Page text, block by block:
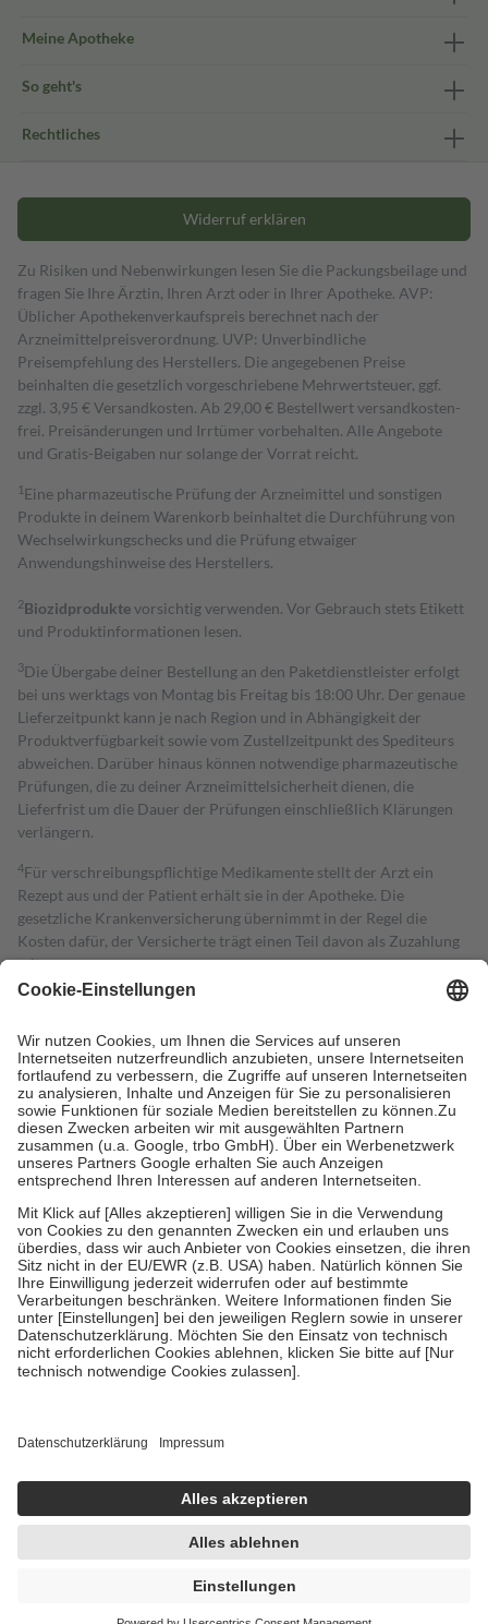
Meine Apotheke
So geht's
Rechtliches
Widerruf erklären
Zu Risiken und Nebenwirkungen lesen Sie die Packungsbeilage und
fragen Sie Ihre Ärztin, Ihren Arzt oder in Ihrer Apotheke. AVP:
Üblicher Apothekenverkaufspreis berechnet nach der
Arzneimittelpreisverordnung. UVP: Unverbindliche
Preisempfehlung des Herstellers. Die angegebenen Preise
beinhalten die gesetzlich vorgeschriebene Mehrwertsteuer, ggf.
zzgl. 3,95 € Versandkosten. Ab 29,00 € Bestell­wert versand­kosten­
frei. Preisänderungen und Irrtümer vorbehalten. Alle Angebote
und Gratis-Beigaben nur solange der Vorrat reicht.
1 Eine pharmazeutische Prüfung der Arzneimittel und sonstigen
Produkte in deinem Warenkorb beinhaltet die Durchführung von
Wechselwirkungschecks und die Prüfung etwaiger
Anwendungshinweise des Herstellers.
2Biozidproduktevorsichtig verwenden. Vor Gebrauch stets Etikett
und Produktinformationen lesen.
3Die Übergabe deiner Bestellung an den Paketdienstleister erfolgt
bei uns werktags von Montag bis Freitag bis 18:00 Uhr. Der genaue
Lieferzeitpunkt kann je nach Region und in Abhängigkeit der
Produktverfügbarkeit sowie vom Zustellzeitpunkt des Spediteurs
abweichen. Darüber hinaus können notwendige pharmazeutische
Prüfungen, die zu deiner Arzneimittelsicherheit dienen, die
Lieferfrist um die Dauer der Prüfungen einschließlich Klärungen
verlängern.
4Für verschreibungspflichtige Medikamente stellt der Arzt ein
Rezept aus und der Patient erhält sie in der Apotheke. Die
gesetzliche Krankenversicherung übernimmt in der Regel die
Kosten dafür, der Versicherte trägt einen Teil davon als Zuzahlung
mit.
Grundsätzlich leisten Mitglieder Zuzahlungen in Höhe von zehn
höchstens zehn Euro.
Es sind jedoch nie mehr als die tatsächlichen
Kosten der Leistung zu entrichten.
Diese Regeln gelten grundsätzlich auch für Online-Apotheken.
Bei Heilmitteln und häuslicher Krankenpflege beträgt die
Zuzahlung zehn Prozent der Kosten sowie zehn Euro je
Verordnung.
Um das Engagement der Versicherten für ihre eigene Gesundheit zu
stärken und die besondere Stellung der Familie zu unterstützen,
fallenkeine Zuzahlungenan bei:
• Kindern und Jugendlichen bis zum vollendeten 18. Lebensjahr
mit Ausnahme der Fahrkosten
• Untersuchungen zur Vorsorge und Früherkennung, die von der
GKV getragen werden
• empfohlenen Schutzimpfungen
• Harn- und Blutteststreifen
getroffen, um sicherzustellen, dass es sich um echte Bewertungen
https://help.etrusted.com/hc/de/articles/4419944605341
Einige Bilder und Inhalte wurden unter Zuhilfenahme künstlicher